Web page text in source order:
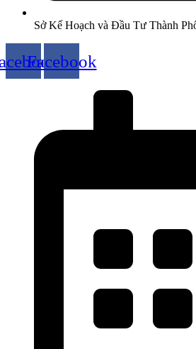
Sở Kế Hoạch và Đầu Tư Thành
Facebook